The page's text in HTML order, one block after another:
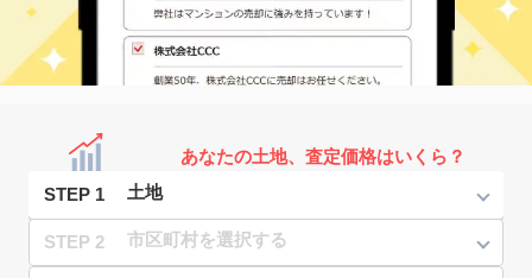
あなたの土地、査定価格はいくら？
STEP 1
STEP 2